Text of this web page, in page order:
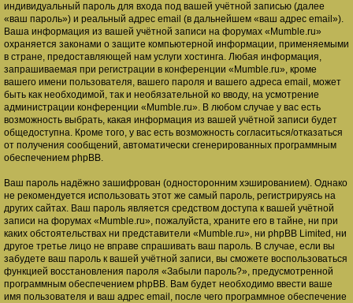
индивидуальный пароль для входа под вашей учётной записью (далее
«ваш пароль») и реальный адрес email (в дальнейшем «ваш адрес email»).
Ваша информация из вашей учётной записи на форумах «Mumble.ru»
охраняется законами о защите компьютерной информации, применяемыми
в стране, предоставляющей нам услуги хостинга. Любая информация,
запрашиваемая при регистрации в конференции «Mumble.ru», кроме
вашего имени пользователя, вашего пароля и вашего адреса email, может
быть как необходимой, так и необязательной ко вводу, на усмотрение
администрации конференции «Mumble.ru». В любом случае у вас есть
возможность выбрать, какая информация из вашей учётной записи будет
общедоступна. Кроме того, у вас есть возможность согласиться/отказаться
от получения сообщений, автоматически сгенерированных программным
обеспечением phpBB.
Ваш пароль надёжно зашифрован (односторонним хэшированием). Однако
не рекомендуется использовать этот же самый пароль, регистрируясь на
других сайтах. Ваш пароль является средством доступа к вашей учётной
записи на форумах «Mumble.ru», пожалуйста, храните его в тайне, ни при
каких обстоятельствах ни представители «Mumble.ru», ни phpBB Limited, ни
другое третье лицо не вправе спрашивать ваш пароль. В случае, если вы
забудете ваш пароль к вашей учётной записи, вы сможете воспользоваться
функцией восстановления пароля «Забыли пароль?», предусмотренной
программным обеспечением phpBB. Вам будет необходимо ввести ваше
имя пользователя и ваш адрес email, после чего программное обеспечение